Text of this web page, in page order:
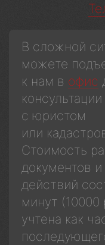
В сложной
можете
к нам в офис
с юристом
или
Стоимость
документов
действий
минут
учтена как